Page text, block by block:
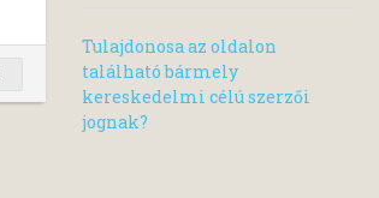
Tulajdonosa az oldalon
található bármely
kereskedelmi célú szerzői
jognak?